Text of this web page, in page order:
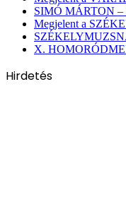
SIMÓ MÁRTON –
Megjelent a
X.
Hirdetés